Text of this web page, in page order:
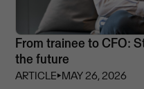
From trainee to CFO:
the future
ARTICLE⏵MAY 26, 2026